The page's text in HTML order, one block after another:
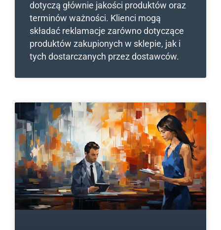
dotyczą głównie jakości produktów oraz
terminów ważności. Klienci mogą
składać reklamacje zarówno dotyczące
produktów zakupionych w sklepie, jak i
tych dostarczanych przez dostawców.